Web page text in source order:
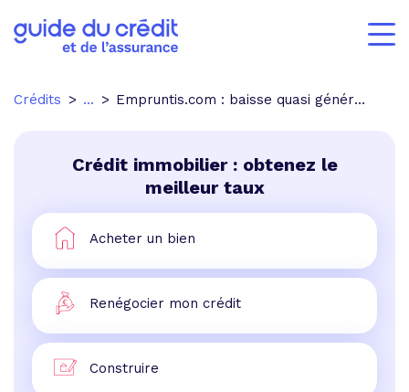
Crédits ... Empruntis.com : baisse quasi généralisée des taux
Crédit immobilier : obtenez le
meilleur taux
Acheter un bien
Renégocier mon crédit
Construire